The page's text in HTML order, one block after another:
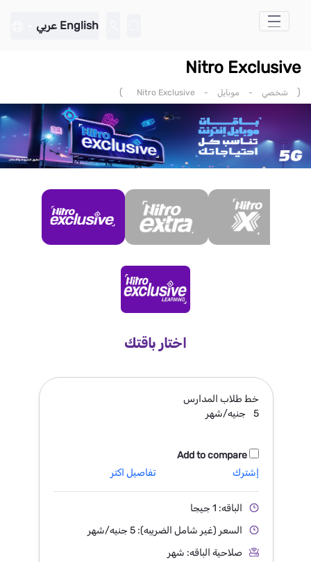
تخطي إلى المحتوى الرئيسي
English عربي
Nitro Exclusive
( شخصي - موبايل -
Nitro Exclusive
)
اختار باقتك
خط طلاب المدارس
5
جنيه/شهر
Add to compare
إشترك
تفاصيل اكتر
الباقه: 1 جيجا
السعر (غير شامل الضريبه): 5 جنيه/شهر
صلاحية الباقه: شهر